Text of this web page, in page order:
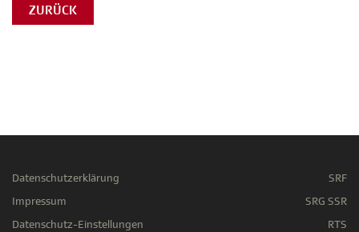
ZURÜCK
Datenschutzerklärung
Impressum
Datenschutz-Einstellungen
SRF
SRG SSR
RTS